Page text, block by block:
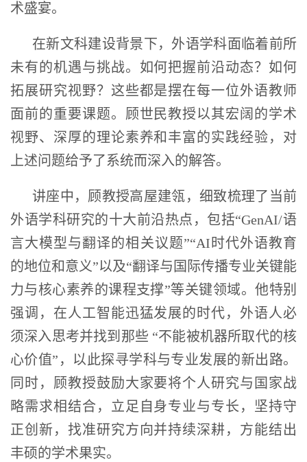
术盛宴。
在新文科建设背景下，外语学科面临着前所
未有的机遇与挑战。如何把握前沿动态？如何
拓展研究视野？这些都是摆在每一位外语教师
面前的重要课题。顾世民教授以其宏阔的学术
视野、深厚的理论素养和丰富的实践经验，对
上述问题给予了系统而深入的解答。
讲座中，顾教授高屋建瓴，细致梳理了当前
外语学科研究的十大前沿热点，包括“GenAI/语
言大模型与翻译的相关议题”“AI时代外语教育
的地位和意义”以及“翻译与国际传播专业关键能
力与核心素养的课程支撑”等关键领域。他特别
强调，在人工智能迅猛发展的时代，外语人必
须深入思考并找到那些 “不能被机器所取代的核
心价值”，以此探寻学科与专业发展的新出路。
同时，顾教授鼓励大家要将个人研究与国家战
略需求相结合，立足自身专业与专长，坚持守
正创新，找准研究方向并持续深耕，方能结出
丰硕的学术果实。